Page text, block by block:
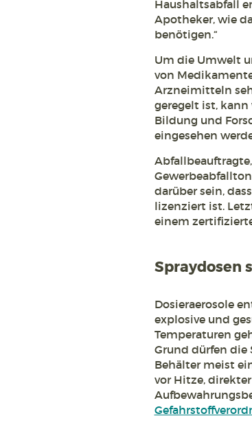
Haushaltsabfall
Apotheker, wie
benötigen.“
Um die Umwelt
von
Arzneimitteln
geregelt ist,
Bildung und
eingesehen
darüber sein,
lizenziert ist.
einem
Spraydosen
Dosieraerosole
explosive und
Temperaturen
Grund dürfen die
Behälter meist
vor Hitze,